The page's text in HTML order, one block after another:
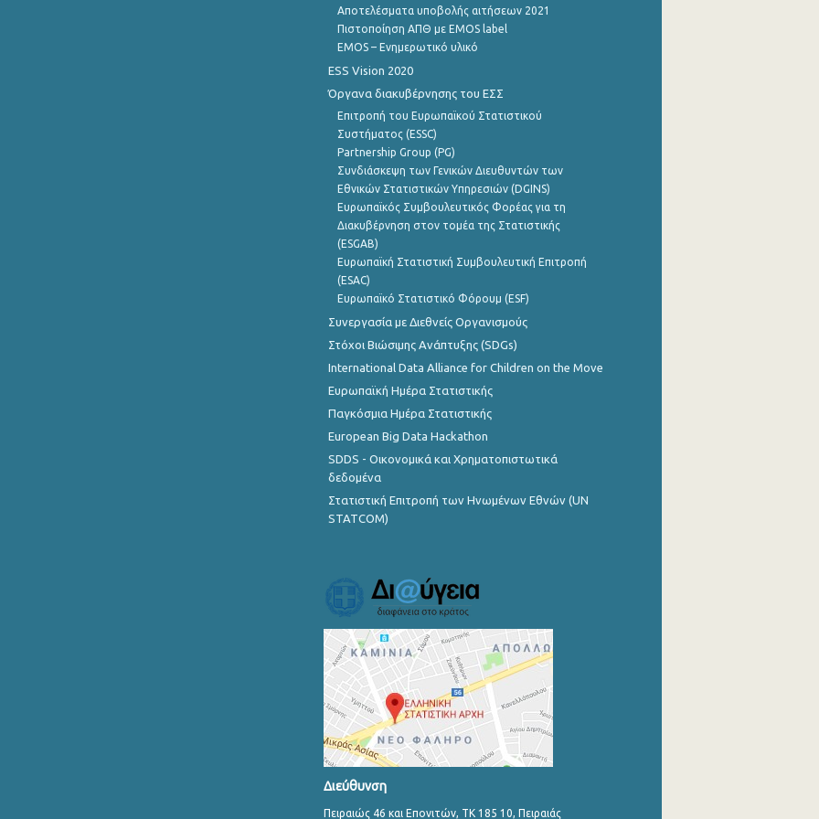
Αποτελέσματα υποβολής αιτήσεων 2021
Πιστοποίηση ΑΠΘ με EMOS label
EMOS – Ενημερωτικό υλικό
ESS Vision 2020
Όργανα διακυβέρνησης του ΕΣΣ
Επιτροπή του Ευρωπαϊκού Στατιστικού
Συστήματος (ESSC)
Partnership Group (PG)
Συνδιάσκεψη των Γενικών Διευθυντών των
Εθνικών Στατιστικών Υπηρεσιών (DGINS)
Ευρωπαϊκός Συμβουλευτικός Φορέας για τη
Διακυβέρνηση στον τομέα της Στατιστικής
(ESGAB)
Ευρωπαϊκή Στατιστική Συμβουλευτική Επιτροπή
(ESAC)
Ευρωπαϊκό Στατιστικό Φόρουμ (ESF)
Συνεργασία με Διεθνείς Οργανισμούς
Στόχοι Βιώσιμης Ανάπτυξης (SDGs)
International Data Alliance for Children on the Move
Ευρωπαϊκή Ημέρα Στατιστικής
Παγκόσμια Ημέρα Στατιστικής
European Big Data Hackathon
SDDS - Οικονομικά και Χρηματοπιστωτικά
δεδομένα
Στατιστική Επιτροπή των Ηνωμένων Εθνών (UN
STATCOM)
Διεύθυνση
Πειραιώς 46 και Επονιτών, ΤΚ 185 10, Πειραιάς